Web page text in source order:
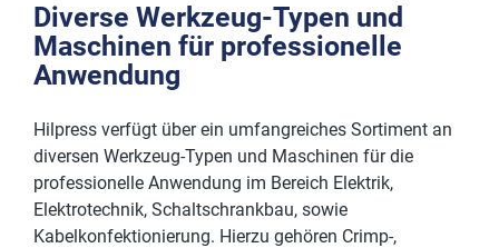
Diverse Werkzeug-Typen und
Maschinen für professionelle
Anwendung
Hilpress verfügt über ein umfangreiches Sortiment an
diversen Werkzeug-Typen und Maschinen für die
professionelle Anwendung im Bereich Elektrik,
Elektrotechnik, Schaltschrankbau, sowie
Kabelkonfektionierung. Hierzu gehören Crimp-,